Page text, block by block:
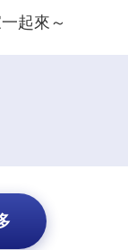
起來～